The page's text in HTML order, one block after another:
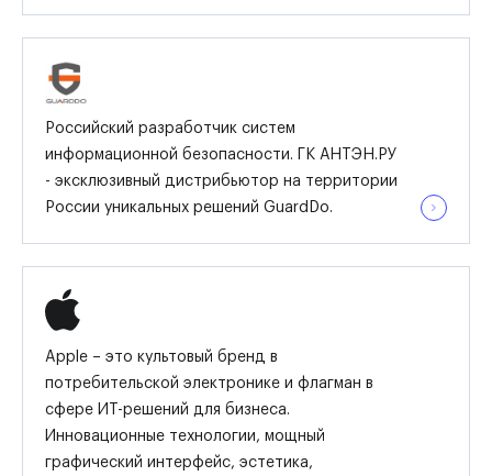
Российский разработчик систем
информационной безопасности. ГК АНТЭН.РУ
- эксклюзивный дистрибьютор на территории
России уникальных решений GuardDo.
Apple – это культовый бренд в
потребительской электронике и флагман в
сфере ИТ-решений для бизнеса.
Инновационные технологии, мощный
графический интерфейс, эстетика,